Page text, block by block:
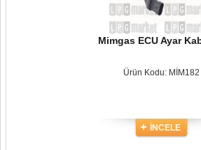
Mimgas ECU Ayar
Ürün Kodu: MİM182
İNCELE